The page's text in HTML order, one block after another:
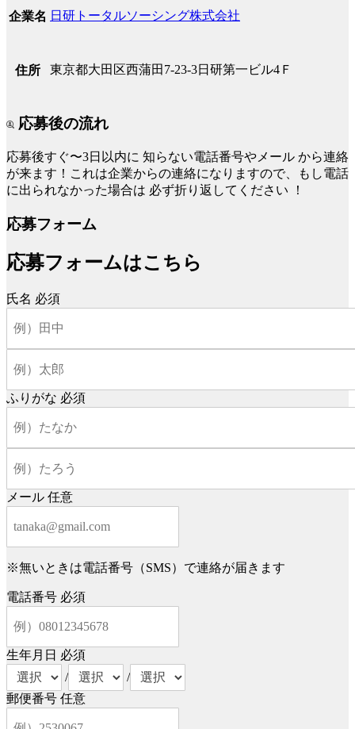
企業名 日研トータルソーシング株式会社
住所 東京都大田区西蒲田7-23-3日研第一ビル4Ｆ
応募後の流れ
応募後すぐ〜3日以内に 知らない電話番号やメール から連絡
が来ます！これは企業からの連絡になりますので、もし電話
に出られなかった場合は 必ず折り返してください ！
応募フォーム
応募フォームはこちら
氏名 必須
ふりがな 必須
メール 任意
※無いときは電話番号（SMS）で連絡が届きます
電話番号 必須
生年月日 必須
/
/
郵便番号 任意